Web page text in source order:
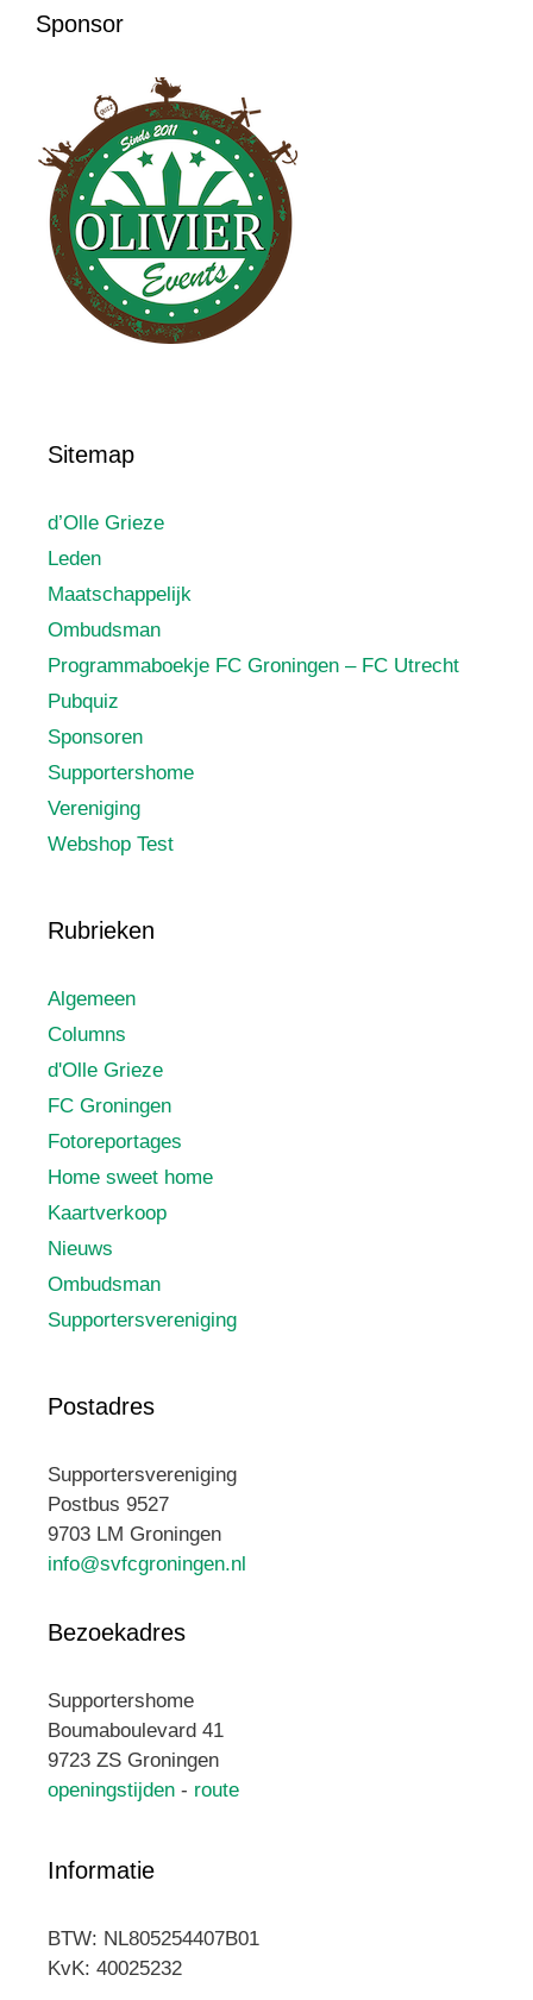
Sponsor
Sitemap
d’Olle Grieze
Leden
Maatschappelijk
Ombudsman
Programmaboekje FC Groningen – FC Utrecht
Pubquiz
Sponsoren
Supportershome
Vereniging
Webshop Test
Rubrieken
Algemeen
Columns
d'Olle Grieze
FC Groningen
Fotoreportages
Home sweet home
Kaartverkoop
Nieuws
Ombudsman
Supportersvereniging
Postadres
Supportersvereniging
Postbus 9527
9703 LM Groningen
info@svfcgroningen.nl
Bezoekadres
Supportershome
Boumaboulevard 41
9723 ZS Groningen
openingstijden - route
Informatie
BTW: NL805254407B01
KvK: 40025232